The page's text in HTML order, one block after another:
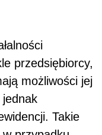
przedsiębiorcy,
możliwości jej
Takie